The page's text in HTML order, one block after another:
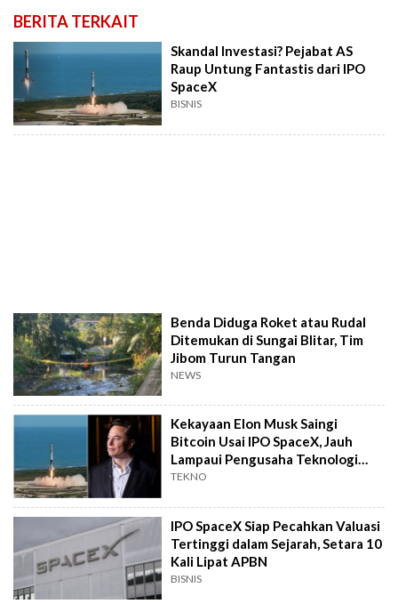
BERITA TERKAIT
Skandal Investasi? Pejabat AS
Raup Untung Fantastis dari IPO
SpaceX
BISNIS
Benda Diduga Roket atau Rudal
Ditemukan di Sungai Blitar, Tim
Jibom Turun Tangan
NEWS
Kekayaan Elon Musk Saingi
Bitcoin Usai IPO SpaceX, Jauh
Lampaui Pengusaha Teknologi
Lain
TEKNO
IPO SpaceX Siap Pecahkan Valuasi
Tertinggi dalam Sejarah, Setara 10
Kali Lipat APBN
BISNIS